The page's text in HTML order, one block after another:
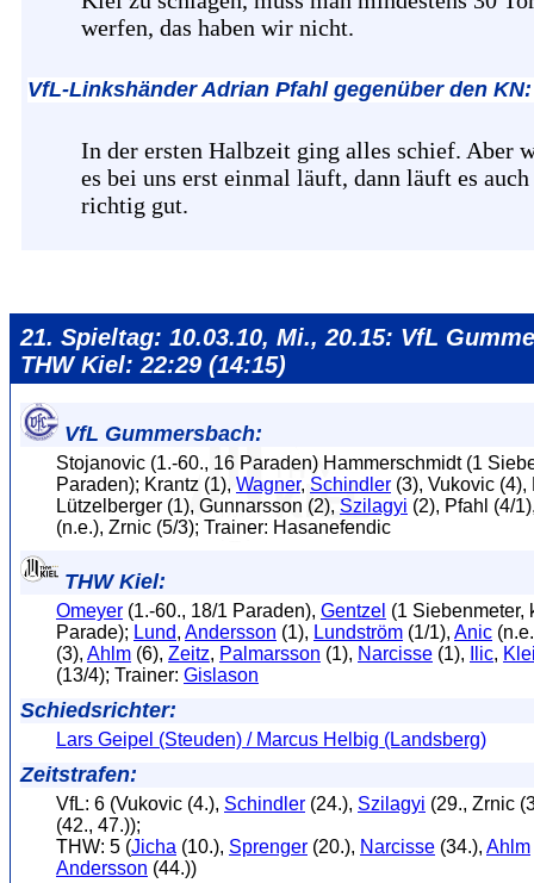
werfen, das haben wir nicht.
VfL-Linkshänder Adrian Pfahl gegenüber den KN:
In der ersten Halbzeit ging alles schief. Aber
es bei uns erst einmal läuft, dann läuft es auch
richtig gut.
21. Spieltag: 10.03.10, Mi., 20.15: VfL
THW Kiel: 22:29 (14:15)
VfL Gummersbach:
Stojanovic (1.-60., 16 Paraden) Hammerschmidt (1
Paraden); Krantz (1), Wagner, Schindler (3), Vukovic (4),
Lützelberger (1), Gunnarsson (2), Szilagyi (2), Pfahl (4/
(n.e.), Zrnic (5/3); Trainer: Hasanefendic
THW Kiel:
Omeyer (1.-60., 18/1 Paraden), Gentzel (1 Siebenmeter,
Parade); Lund, Andersson (1), Lundström (1/1), Anic
(3), Ahlm (6), Zeitz, Palmarsson (1), Narcisse (1), Ilic,
(13/4); Trainer: Gislason
Schiedsrichter:
Lars Geipel (Steuden) / Marcus Helbig (Landsberg)
Zeitstrafen:
VfL: 6 (Vukovic (4.), Schindler (24.), Szilagyi (29., Zrnic
(42., 47.));
THW: 5 (Jicha (10.), Sprenger (20.), Narcisse (34.), Ahlm
Andersson (44.))